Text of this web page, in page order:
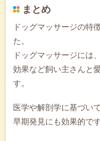
まとめ
ドッグマッサージの特
た。
ドッグマッサージには
効果など飼い主さんと
す。
医学や解剖学に基づい
早期発見にも効果的です